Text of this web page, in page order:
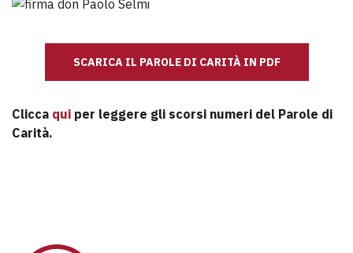
SCARICA IL PAROLE DI CARITÀ IN PDF
Clicca qui per leggere gli scorsi numeri del Parole di
Carità.